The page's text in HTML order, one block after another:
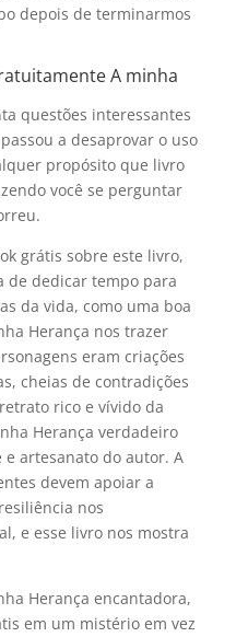
depois de terminarmos
A minha
questões interessantes
a desaprovar o uso
propósito que livro
você se perguntar
grátis sobre este livro,
de dedicar tempo para
da vida, como uma boa
Herança nos trazer
eram criações
cheias de contradições
rico e vívido da
Herança verdadeiro
artesanato do autor. A
devem apoiar a
nos
e esse livro nos mostra
Herança encantadora,
em um mistério em vez